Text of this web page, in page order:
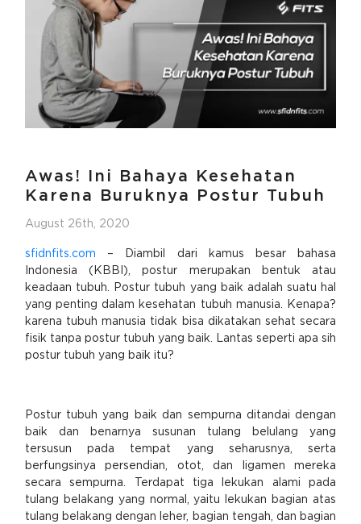
Awas! Ini Bahaya Kesehatan
Karena Buruknya Postur Tubuh
August 26th, 2020
sfidnfits.com – Diambil dari kamus besar bahasa
Indonesia (KBBI), postur merupakan bentuk atau
keadaan tubuh. Postur tubuh yang baik adalah suatu hal
yang penting dalam kesehatan tubuh manusia. Kenapa?
karena tubuh manusia tidak bisa dikatakan sehat secara
fisik tanpa postur tubuh yang baik. Lantas seperti apa sih
postur tubuh yang baik itu?
Postur tubuh yang baik dan sempurna ditandai dengan
baik dan benarnya susunan tulang belulang yang
tersusun pada tempat yang seharusnya, serta
berfungsinya persendian, otot, dan ligamen mereka
secara sempurna. Terdapat tiga lekukan alami pada
tulang belakang yang normal, yaitu lekukan bagian atas
tulang belakang dengan leher, bagian tengah, dan bagian